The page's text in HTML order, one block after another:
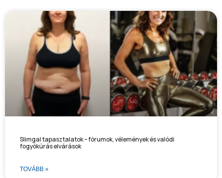
Slimgal tapasztalatok – fórumok, vélemények és valódi
fogyókúrás elvárások
TOVÁBB »